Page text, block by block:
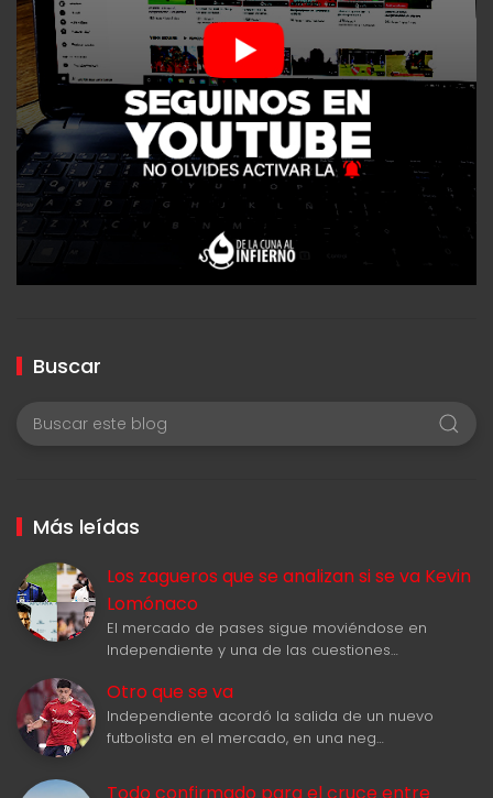
Buscar
Más leídas
Los zagueros que se analizan si se va Kevin
Lomónaco
El mercado de pases sigue moviéndose en
Independiente y una de las cuestiones…
Otro que se va
Independiente acordó la salida de un nuevo
futbolista en el mercado, en una neg…